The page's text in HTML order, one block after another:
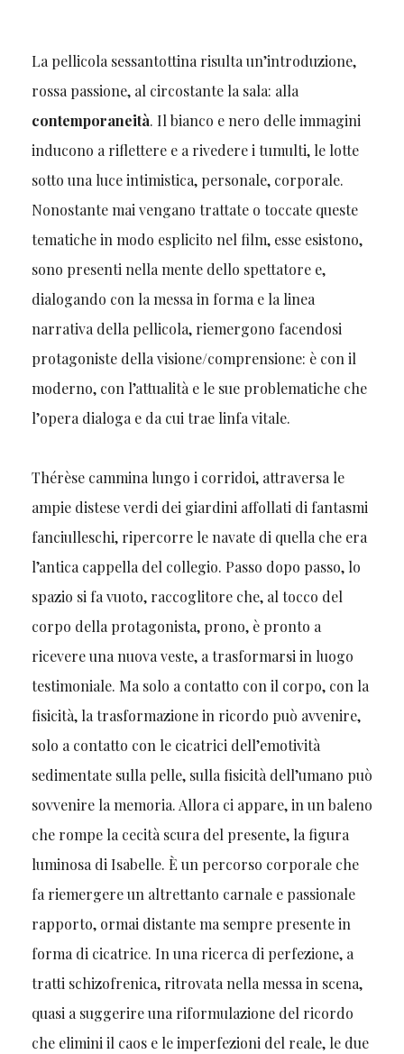
La pellicola sessantottina risulta un’introduzione,
rossa passione, al circostante la sala: alla
contemporaneità. Il bianco e nero delle immagini
inducono a riflettere e a rivedere i tumulti, le lotte
sotto una luce intimistica, personale, corporale.
Nonostante mai vengano trattate o toccate queste
tematiche in modo esplicito nel film, esse esistono,
sono presenti nella mente dello spettatore e,
dialogando con la messa in forma e la linea
narrativa della pellicola, riemergono facendosi
protagoniste della visione/comprensione: è con il
moderno, con l’attualità e le sue problematiche che
l’opera dialoga e da cui trae linfa vitale.
Thérèse cammina lungo i corridoi, attraversa le
ampie distese verdi dei giardini affollati di fantasmi
fanciulleschi, ripercorre le navate di quella che era
l’antica cappella del collegio. Passo dopo passo, lo
spazio si fa vuoto, raccoglitore che, al tocco del
corpo della protagonista, prono, è pronto a
ricevere una nuova veste, a trasformarsi in luogo
testimoniale. Ma solo a contatto con il corpo, con la
fisicità, la trasformazione in ricordo può avvenire,
solo a contatto con le cicatrici dell’emotività
sedimentate sulla pelle, sulla fisicità dell’umano può
sovvenire la memoria. Allora ci appare, in un baleno
che rompe la cecità scura del presente, la figura
luminosa di Isabelle. È un percorso corporale che
fa riemergere un altrettanto carnale e passionale
rapporto, ormai distante ma sempre presente in
forma di cicatrice. In una ricerca di perfezione, a
tratti schizofrenica, ritrovata nella messa in scena,
quasi a suggerire una riformulazione del ricordo
che elimini il caos e le imperfezioni del reale, le due